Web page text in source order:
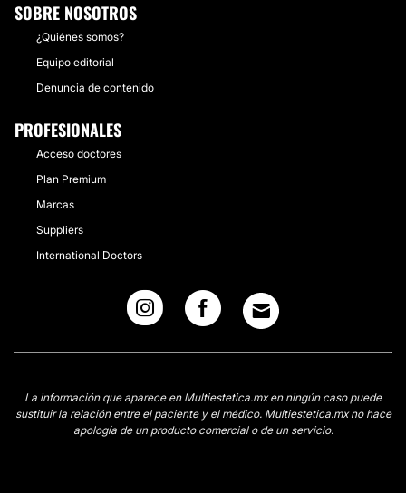
SOBRE NOSOTROS
¿Quiénes somos?
Equipo editorial
Denuncia de contenido
PROFESIONALES
Acceso doctores
Plan Premium
Marcas
Suppliers
International Doctors
La información que aparece en Multiestetica.mx en ningún caso puede
sustituir la relación entre el paciente y el médico. Multiestetica.mx no hace
apología de un producto comercial o de un servicio.